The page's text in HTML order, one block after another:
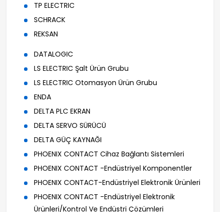
TP ELECTRIC
SCHRACK
REKSAN
DATALOGIC
LS ELECTRIC Şalt Ürün Grubu
LS ELECTRIC Otomasyon Ürün Grubu
ENDA
DELTA PLC EKRAN
DELTA SERVO SÜRÜCÜ
DELTA GÜÇ KAYNAĞI
PHOENIX CONTACT Cihaz Bağlantı Sistemleri
PHOENIX CONTACT -Endüstriyel Komponentler
PHOENIX CONTACT-Endüstriyel Elektronik Ürünleri
PHOENIX CONTACT -Endüstriyel Elektronik
Ürünleri/Kontrol Ve Endüstri Çözümleri